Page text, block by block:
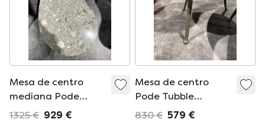
Mesa de centro
mediana Pode
Tubble
1325 € 929 €
Mesa de centro
Pode Tubble
pequeña para
830 € 579 €